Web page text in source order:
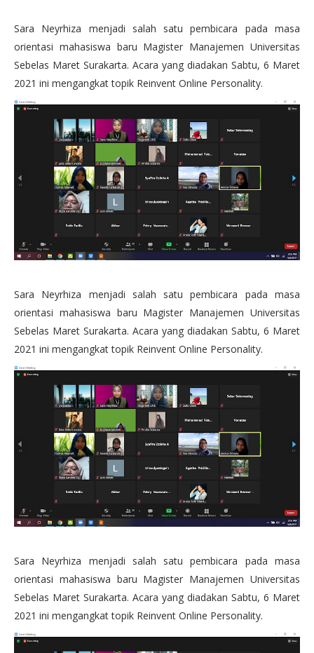
Sara Neyrhiza menjadi salah satu pembicara pada masa
orientasi mahasiswa baru Magister Manajemen Universitas
Sebelas Maret Surakarta. Acara yang diadakan Sabtu, 6 Maret
2021 ini mengangkat topik Reinvent Online Personality.
Sara Neyrhiza menjadi salah satu pembicara pada masa
orientasi mahasiswa baru Magister Manajemen Universitas
Sebelas Maret Surakarta. Acara yang diadakan Sabtu, 6 Maret
2021 ini mengangkat topik Reinvent Online Personality.
Sara Neyrhiza menjadi salah satu pembicara pada masa
orientasi mahasiswa baru Magister Manajemen Universitas
Sebelas Maret Surakarta. Acara yang diadakan Sabtu, 6 Maret
2021 ini mengangkat topik Reinvent Online Personality.